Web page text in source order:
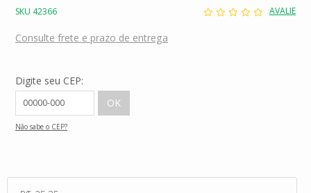
SKU 42366 AVALIE
Consulte frete e prazo de entrega
Digite seu CEP:
Não sabe o CEP?